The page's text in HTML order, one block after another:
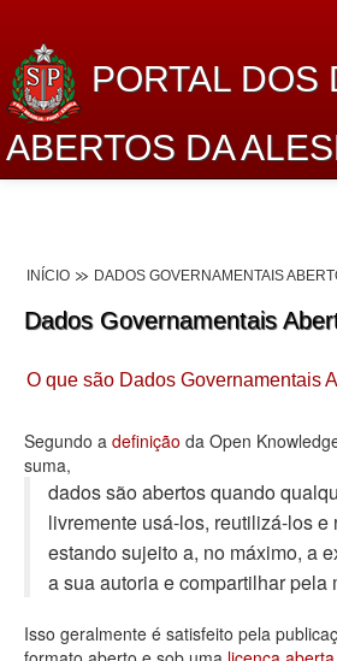
PORTAL DOS
ABERTOS DA
Lei de Acesso à Informação
Dados Governamentais Abertos
Planejamento
Catálogo de dados
Processo Legislativo
Deputados Estaduais
Administração
INÍCIO DADOS GOVERNAMENTAIS
Dados Governamentais
O que são Dados Governamentais
Segundo a definição da Open
suma,
dados são abertos quando
livremente usá-los, reutilizá-los e
estando sujeito a, no máximo, a
a sua autoria e compartilhar pela
Isso geralmente é satisfeito pela